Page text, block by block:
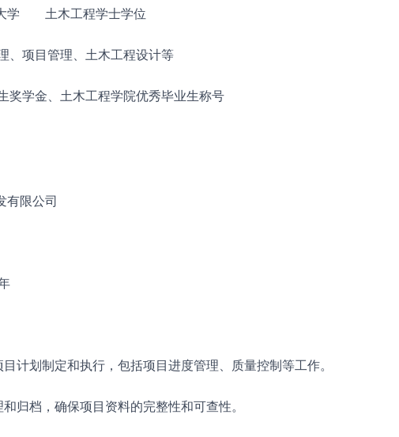
　　土木工程学士学位
、项目管理、土木工程设计等
奖学金、土木工程学院优秀毕业生称号
有限公司
划制定和执行，包括项目进度管理、质量控制等工作。
档，确保项目资料的完整性和可查性。